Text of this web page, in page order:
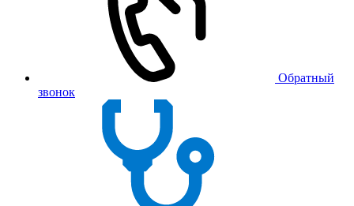
Обратный
звонок